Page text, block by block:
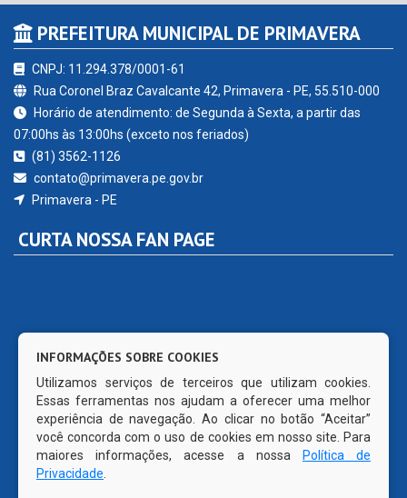
PREFEITURA MUNICIPAL DE PRIMAVERA
CNPJ: 11.294.378/0001-61
Rua Coronel Braz Cavalcante 42, Primavera - PE, 55.510-000
Horário de atendimento: de Segunda à Sexta, a partir das
07:00hs às 13:00hs (exceto nos feriados)
(81) 3562-1126
contato@primavera.pe.gov.br
Primavera - PE
CURTA NOSSA FAN PAGE
INFORMAÇÕES SOBRE COOKIES
Utilizamos serviços de terceiros que utilizam cookies.
Essas ferramentas nos ajudam a oferecer uma melhor
experiência de navegação. Ao clicar no botão “Aceitar”
você concorda com o uso de cookies em nosso site. Para
maiores informações, acesse a nossa
Política de
Privacidade